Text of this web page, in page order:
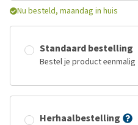
Nu besteld, maandag in huis
Standaard bestelling
Bestel je product eenmalig
Herhaalbestelling